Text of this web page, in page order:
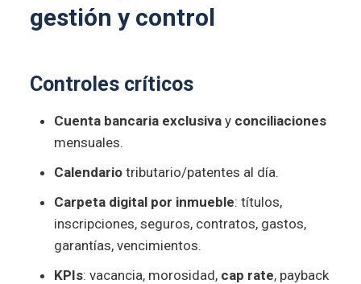
gestión y control
Controles críticos
Cuenta bancaria exclusivay conciliaciones
mensuales.
Calendariotributario/patentes al día.
Carpeta digital por inmueble: títulos,
inscripciones, seguros, contratos, gastos,
garantías, vencimientos.
KPIs: vacancia, morosidad, cap rate, payback